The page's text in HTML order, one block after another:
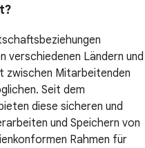
verschiedenen Ländern und
zwischen Mitarbeitenden
Seit dem
diese sicheren und
und Speichern von
Rahmen für